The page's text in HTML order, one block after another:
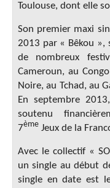
Toulouse, dont elle
Son premier maxi
2013 par « Bêkou »,
de nombreux
Cameroun, au
Noire, au Tchad, au
En septembre
soutenu
7ème Jeux de la
Avec le collectif «
un single au début
single en date est